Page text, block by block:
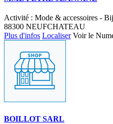
Activité : Mode & accessoires -
88300 NEUFCHATEAU
Plus d'infos Localiser Voir le
BOILLOT SARL